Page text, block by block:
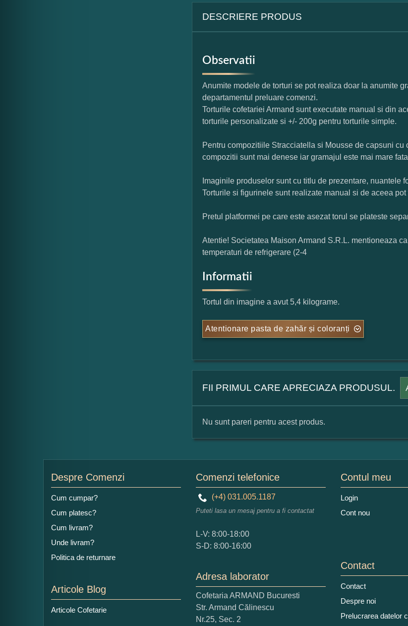
DESCRIERE PRODUS
Observatii
Anumite modele de torturi se pot realiza doar la anumite
departamentul preluare comenzi.
Torturile cofetariei Armand sunt executate manual si din
torturile personalizate si +/- 200g pentru torturile simple.
Pentru compozitiile Stracciatella si Mousse de capsuni
compozitii sunt mai denese iar gramajul este mai mare
Imaginile produselor sunt cu titlu de prezentare, nuantele
Torturile si figurinele sunt realizate manual si de aceea
Pretul platformei pe care este asezat torul se plateste
Atentie! Societatea Maison Armand S.R.L. mentioneaza
temperaturi de refrigerare (2-4
Informatii
Tortul din imagine a avut 5,4 kilograme.
Atentionare pasta de zahăr și coloranți
FII PRIMUL CARE APRECIAZA PRODUSUL.
Numele dumneavoastra:
Adaugati o parere despre acest produs:
Ce nota acordati acestui produs?
1 2 3
Nu sunt pareri pentru acest produs.
Despre Comenzi
Cum cumpar?
Cum platesc?
Cum livram?
Unde livram?
Politica de returnare
Articole Blog
Articole Cofetarie
Comenzi telefonice
(+4) 031.005.1187
Puteti lasa un mesaj pentru a fi contactat
L-V: 8:00-18:00
S-D: 8:00-16:00
Adresa laborator
Cofetaria ARMAND Bucuresti
Str. Armand Călinescu
Nr.25, Sec. 2
Contul meu
Login
Cont nou
Contact
Contact
Despre noi
Prelucrarea datelor